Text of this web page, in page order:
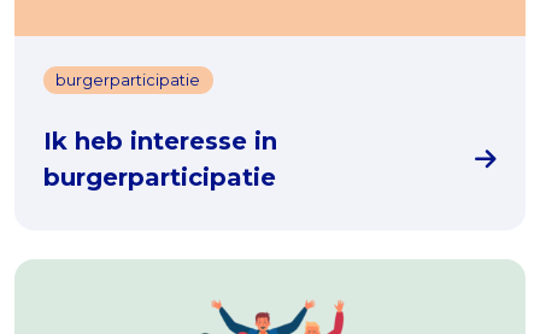
burgerparticipatie
Ik heb interesse in
burgerparticipatie